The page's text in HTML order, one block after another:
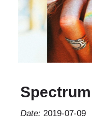
Spectrum
Date: 2019-07-09